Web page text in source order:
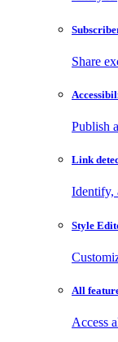
Share
Publish
Link
Identify,
Style
All
Access